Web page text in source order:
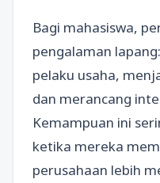
Bagi mahasiswa,
pengalaman
pelaku usaha,
dan merancang
Kemampuan ini
ketika mereka
perusahaan lebih